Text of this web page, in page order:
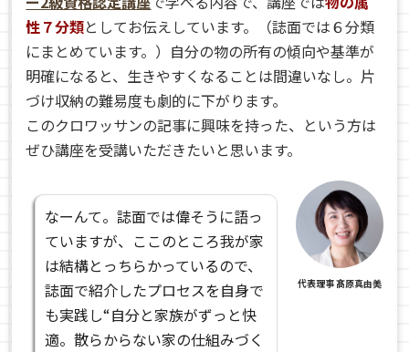
性７分類としてお伝えしています。（誌面では６分類
にまとめています。）自分の物の所有の傾向や基準が
明確になると、生きやすくなることは間違いなし。片
づけ収納の難易度も劇的に下がります。
このクロワッサンの記事に興味を持った、という方は
ぜひ講座を受講いただきたいと思います。
なーんて。誌面では偉そうに語っ
ていますが、ここのところ我が家
は結構とっちらかっているので、
誌面で紹介したプロセスを自身で
も実践し“自分と家族がずっと快
適。散らからない家の仕組みづく
代表理事 髙原真由美